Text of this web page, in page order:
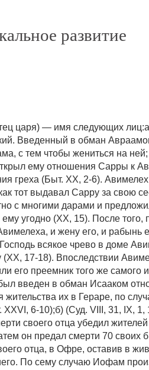
развитие
царя) — имя следующих
Введенный в обман
с тем чтобы жениться на
ему отношения Сарры к
греха (Быт. XX, 2-6).
тот выдавал Сарру за свою
с многими дарами и
угодно (XX, 15). После того,
и жену его, и рабынь
всякое чрево в доме
17-18). Впоследствии
его преемник того же самого
введен в обман Исааком
их в Гераре, по
XXVI, 6-10);б) (Суд. VIII, 31, IX,
своего отца убедил
он предал смерти 70 своих
отца, в Офре, оставив в
По сему случаю Иофам